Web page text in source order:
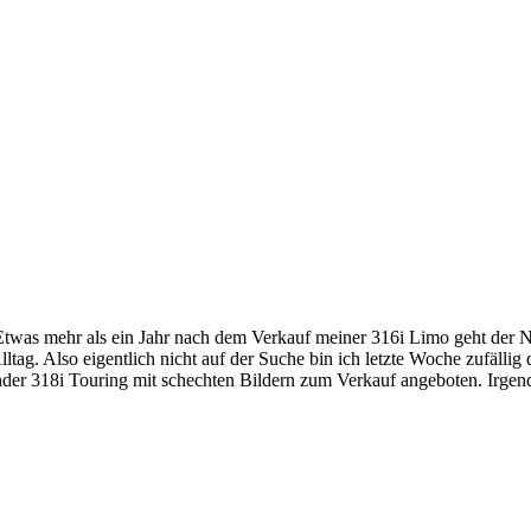
mehr als ein Jahr nach dem Verkauf meiner 316i Limo geht
Also eigentlich nicht auf der Suche bin ich letzte Woche
318i Touring mit schechten Bildern zum Verkauf angeboten.